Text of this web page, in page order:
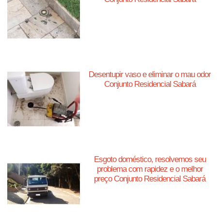
Desentupir vaso e eliminar o mau odor
Conjunto Residencial Sabará
Esgoto doméstico, resolvemos seu
problema com rapidez e o melhor
preço Conjunto Residencial Sabará